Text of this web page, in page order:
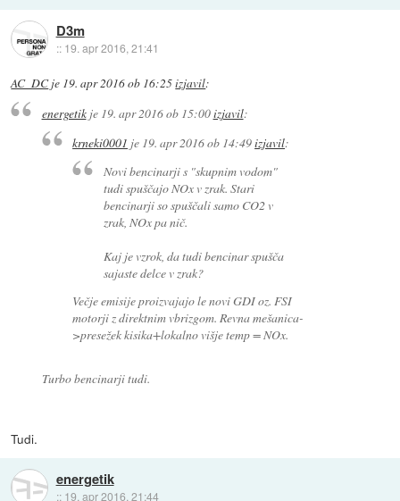
D3m
:: 19. apr 2016, 21:41
AC_DCje 19. apr 2016 ob 16:25izjavil:
energetikje 19. apr 2016 ob 15:00izjavil:
krneki0001 je 19. apr 2016 ob 14:49izjavil:
Novi bencinarji s "skupnim vodom"
tudi spuščajo NOx v zrak. Stari
bencinarji so spuščali samo CO2 v
zrak, NOx pa nič.
Kaj je vzrok, da tudi bencinar spušča
sajaste delce v zrak?
Večje emisije proizvajajo le novi GDI oz. FSI
motorji z direktnim vbrizgom. Revna mešanica-
>presežek kisika+lokalno višje temp = NOx.
Turbo bencinarji tudi.
Tudi.
energetik
:: 19. apr 2016, 21:44